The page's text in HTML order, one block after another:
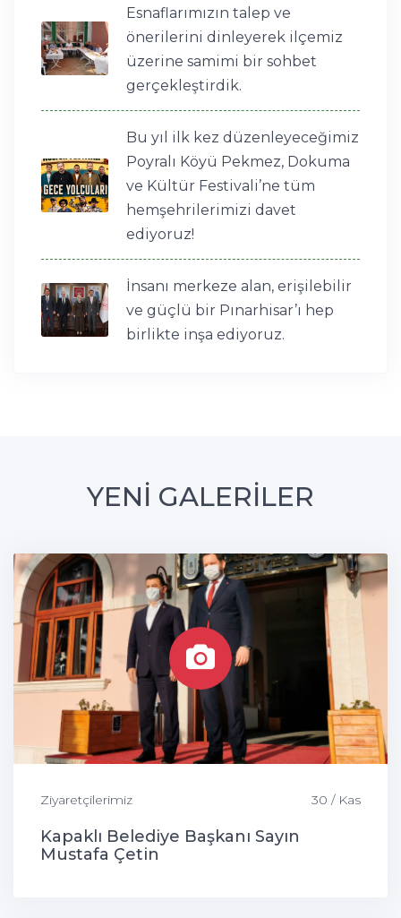
Esnaflarımızın talep ve
önerilerini dinleyerek ilçemiz
üzerine samimi bir sohbet
gerçekleştirdik.
Bu yıl ilk kez düzenleyeceğimiz
Poyralı Köyü Pekmez, Dokuma
ve Kültür Festivali’ne tüm
hemşehrilerimizi davet
ediyoruz!
İnsanı merkeze alan, erişilebilir
ve güçlü bir Pınarhisar’ı hep
birlikte inşa ediyoruz.
YENİ GALERİLER
Ziyaretçilerimiz 30 / Kas
Kapaklı Belediye Başkanı Sayın
Mustafa Çetin